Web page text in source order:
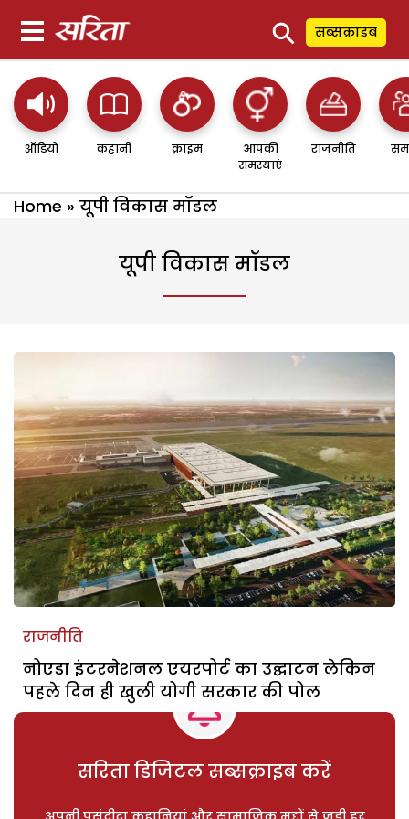
⚲ सब्सक्राइब
ऑडियो कहानी क्राइम
आपकी
समस्याएं
राजनीति
Home » यूपी विकास मॉडल
यूपी विकास मॉडल
राजनीति
नोएडा इंटरनेशनल एयरपोर्ट का उद्घाटन लेकिन
पहले दिन ही खुली योगी सरकार की पोल
सरिता डिजिटल सब्सक्राइब करें